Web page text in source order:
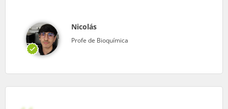
Nicolás
Profe de Bioquímica